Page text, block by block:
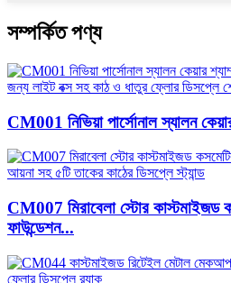
সম্পর্কিত পণ্য
CM001 নিভিয়া পার্সোনাল স্যালন
CM007 মিরাবেলা স্টোর
ফাউন্ডেশন...